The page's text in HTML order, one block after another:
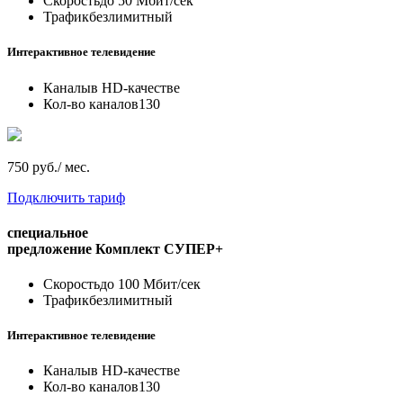
Трафикбезлимитный
Интерактивное телевидение
Каналыв HD-качестве
Кол-во каналов130
750 руб./ мес.
Подключить тариф
специальное
предложение Комплект СУПЕР+
Скоростьдо 100 Мбит/сек
Трафикбезлимитный
Интерактивное телевидение
Каналыв HD-качестве
Кол-во каналов130